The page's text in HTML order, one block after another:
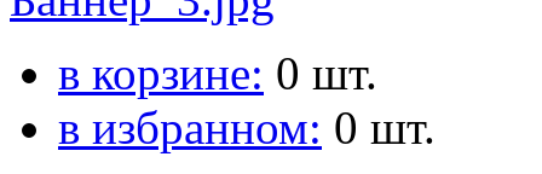
в корзине: 0 шт.
в избранном: 0 шт.